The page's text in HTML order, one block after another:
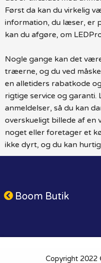
Først da kan du virkelig
information, du læser, er
kan du afgøre, om
Nogle gange kan det
træerne, og du ved
en alletiders rabatkode
rigtige service og
anmeldelser, så du kan
overskueligt billede af en
noget eller foretager et
ikke dyrt, og du kan
Boom Butik
Copyright 2022